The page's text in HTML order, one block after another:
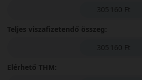
305 160 Ft
Teljes viszafizetendő összeg:
305 160 Ft
Elérhető THM: